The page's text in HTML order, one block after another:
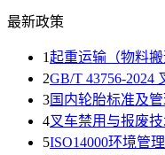
最新政策
1起重运输（物料
2GB/T 43756-2024
3国内轮胎标准及
4叉车禁用与报废
5ISO14000环境管